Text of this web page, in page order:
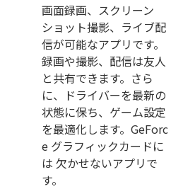
画面録画、スクリーン
ショット撮影、ライブ配
信が可能なアプリです。
録画や撮影、配信は友人
と共有できます。さら
に、ドライバーを最新の
状態に保ち、ゲーム設定
を最適化します。GeForc
e グラフィックカードに
は 欠かせないアプリで
す。